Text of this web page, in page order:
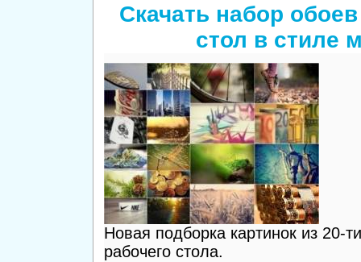
Скачать набор
стол в стиле
Новая подборка картинок из 20-
рабочего стола.